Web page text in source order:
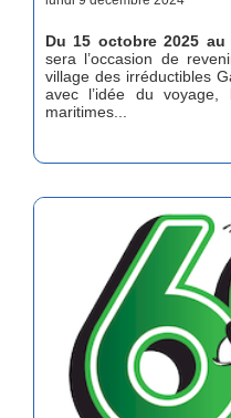
Du 15 octobre 2025 au
sera l’occasion de
village des irréductibles
avec l’idée du
maritimes...